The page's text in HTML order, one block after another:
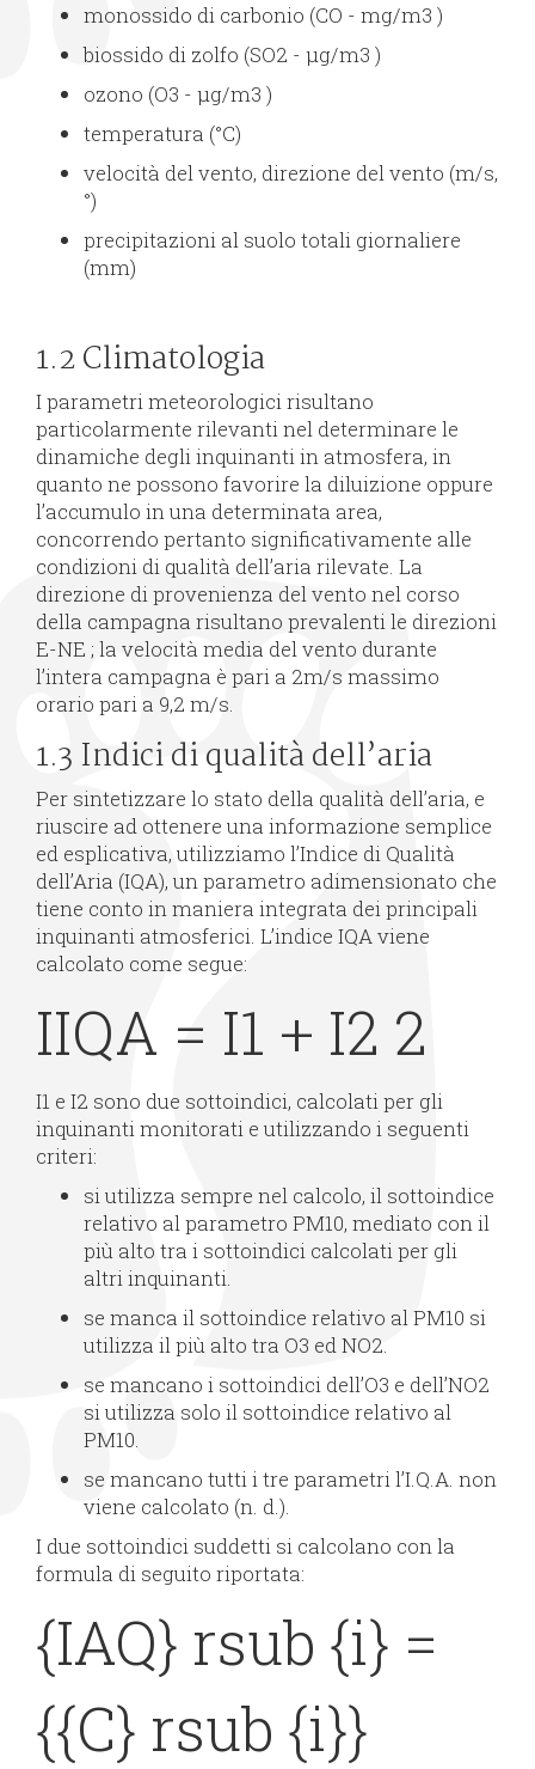
monossido di carbonio (CO - mg/m3 )
biossido di zolfo (SO2 - µg/m3 )
ozono (O3 - µg/m3 )
temperatura (°C)
velocità del vento, direzione del vento (m/s,
°)
precipitazioni al suolo totali giornaliere
(mm)
1.2 Climatologia
I parametri meteorologici risultano
particolarmente rilevanti nel determinare le
dinamiche degli inquinanti in atmosfera, in
quanto ne possono favorire la diluizione oppure
l’accumulo in una determinata area,
concorrendo pertanto significativamente alle
condizioni di qualità dell’aria rilevate. La
direzione di provenienza del vento nel corso
della campagna risultano prevalenti le direzioni
E-NE ; la velocità media del vento durante
l’intera campagna è pari a 2m/s massimo
orario pari a 9,2 m/s.
1.3 Indici di qualità dell’aria
Per sintetizzare lo stato della qualità dell’aria, e
riuscire ad ottenere una informazione semplice
ed esplicativa, utilizziamo l’Indice di Qualità
dell’Aria (IQA), un parametro adimensionato che
tiene conto in maniera integrata dei principali
inquinanti atmosferici. L’indice IQA viene
calcolato come segue:
IIQA = I1 + I2 2
I1 e I2 sono due sottoindici, calcolati per gli
inquinanti monitorati e utilizzando i seguenti
criteri:
si utilizza sempre nel calcolo, il sottoindice
relativo al parametro PM10, mediato con il
più alto tra i sottoindici calcolati per gli
altri inquinanti.
se manca il sottoindice relativo al PM10 si
utilizza il più alto tra O3 ed NO2.
se mancano i sottoindici dell’O3 e dell’NO2
si utilizza solo il sottoindice relativo al
PM10.
se mancano tutti i tre parametri l’I.Q.A. non
viene calcolato (n. d.).
I due sottoindici suddetti si calcolano con la
formula di seguito riportata:
{IAQ} rsub {i} =
{{C} rsub {i}}